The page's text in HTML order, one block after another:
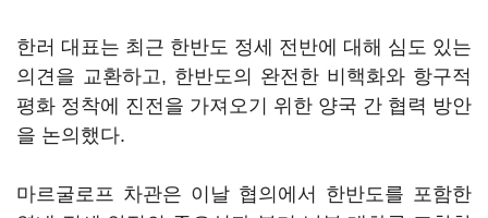
한러 대표는 최근 한반도 정세 전반에 대해 심도 있는
의견을 교환하고, 한반도의 완전한 비핵화와 항구적
평화 정착에 진전을 가져오기 위한 양국 간 협력 방안
을 논의했다.
마르굴로프 차관은 이날 협의에서 한반도를 포함한